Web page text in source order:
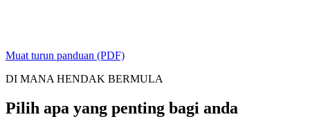
Muat turun panduan (PDF)
DI MANA HENDAK BERMULA
Pilih apa yang penting bagi anda